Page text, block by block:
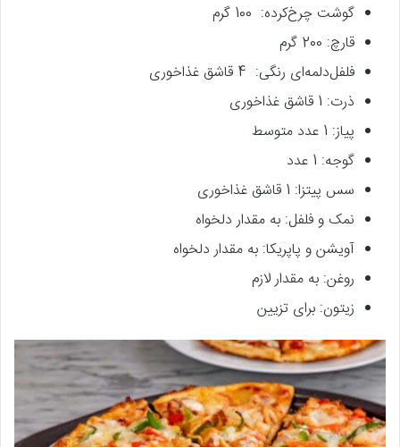
گوشت چرخ‌کرده: 100 گرم
قارچ: 200 گرم
فلفل‌دلمه‌ای رنگی: 4 قاشق غذاخوری
ذرت: 1 قاشق غذاخوری
پیاز: 1 عدد متوسط
گوجه: 1 عدد
سس پیتزا: 1 قاشق غذاخوری
نمک و فلفل: به مقدار دلخواه
آویشن و پاپریکا: به مقدار دلخواه
روغن: به مقدار لازم
زیتون: برای تزیین